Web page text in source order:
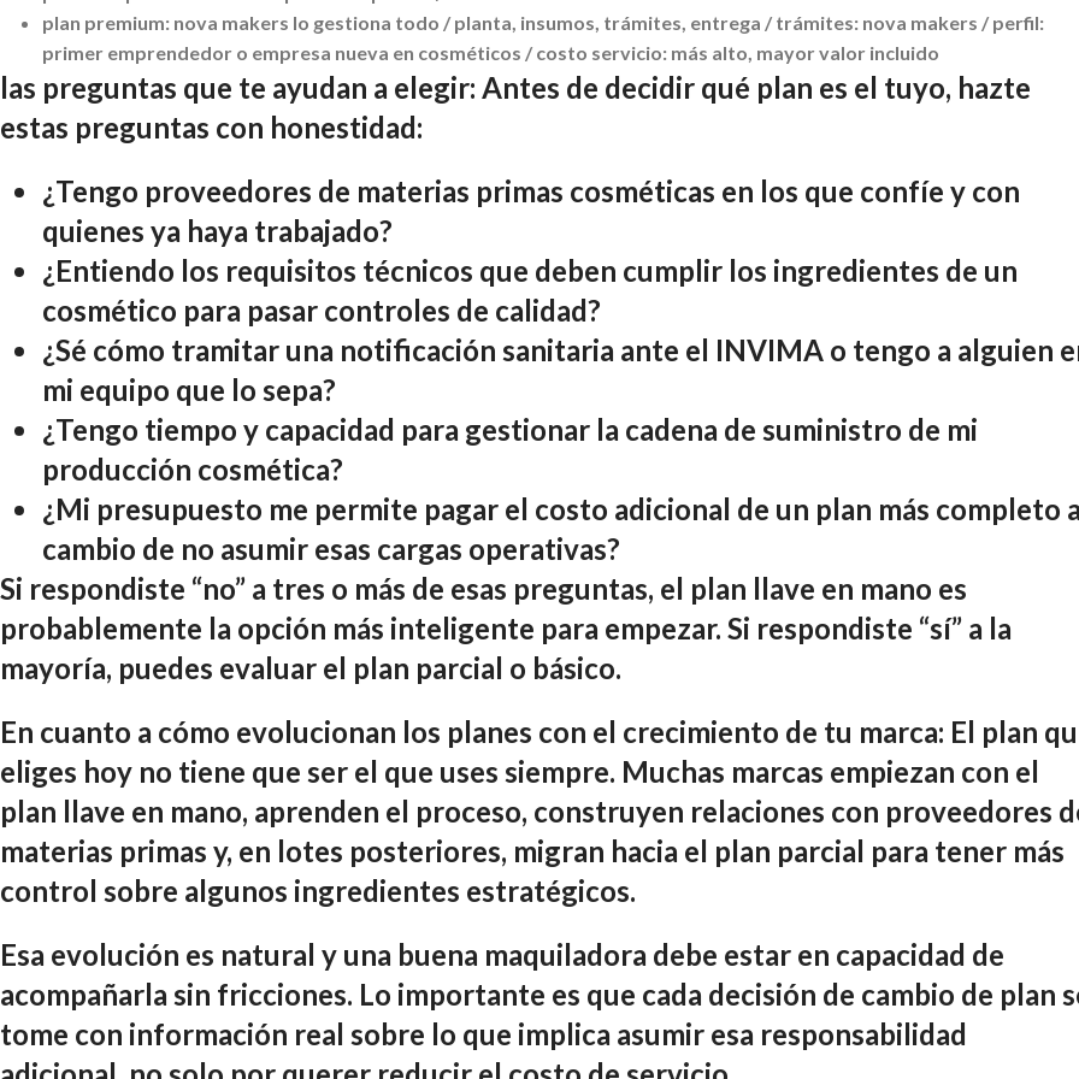
plan premium: nova makers lo gestiona todo / planta, insumos, trámites, entrega / trámites: nova makers / perfil:
primer emprendedor o empresa nueva en cosméticos / costo servicio: más alto, mayor valor incluido
las preguntas que te ayudan a elegir: Antes de decidir qué plan es el tuyo, hazte
estas preguntas con honestidad:
¿Tengo proveedores de materias primas cosméticas en los que confíe y con
quienes ya haya trabajado?
¿Entiendo los requisitos técnicos que deben cumplir los ingredientes de un
cosmético para pasar controles de calidad?
¿Sé cómo tramitar una notificación sanitaria ante el INVIMA o tengo a alguien
mi equipo que lo sepa?
¿Tengo tiempo y capacidad para gestionar la cadena de suministro de mi
producción cosmética?
¿Mi presupuesto me permite pagar el costo adicional de un plan más completo
cambio de no asumir esas cargas operativas?
Si respondiste “no” a tres o más de esas preguntas, el plan llave en mano es
probablemente la opción más inteligente para empezar. Si respondiste “sí” a la
mayoría, puedes evaluar el plan parcial o básico.
En cuanto a cómo evolucionan los planes con el crecimiento de tu marca: El plan
eliges hoy no tiene que ser el que uses siempre. Muchas marcas empiezan con el
plan llave en mano, aprenden el proceso, construyen relaciones con proveedores
materias primas y, en lotes posteriores, migran hacia el plan parcial para tener más
control sobre algunos ingredientes estratégicos.
Esa evolución es natural y una buena maquiladora debe estar en capacidad de
acompañarla sin fricciones. Lo importante es que cada decisión de cambio de plan
tome con información real sobre lo que implica asumir esa responsabilidad